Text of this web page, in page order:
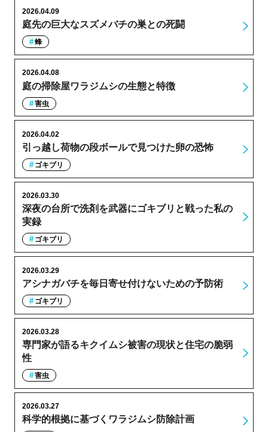
庭先の巨大なスズメバチの巣との死闘
2026.04.09
蜂
庭の掃除屋ワラジムシの生態と特徴
2026.04.08
害虫
引っ越し荷物の段ボールで見つけた卵の恐怖
2026.04.02
ゴキブリ
深夜の台所で洗剤を武器にゴキブリと戦った私の
実録
2026.03.30
ゴキブリ
アシナガバチを毎日寄せ付けないための予防術
2026.03.29
ゴキブリ
専門家が語るキクイムシ被害の現状と住宅の脆弱
性
2026.03.28
害虫
科学的根拠に基づくワラジムシ防除計画
2026.03.27